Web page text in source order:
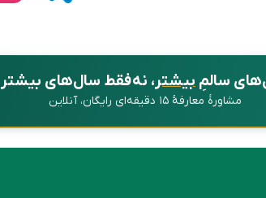
سالمِبیشتر، نه فقط سال‌های بیشتر
مشاورهٔ معارفهٔ ۱۵ دقیقه‌ای رایگان، آنلاین